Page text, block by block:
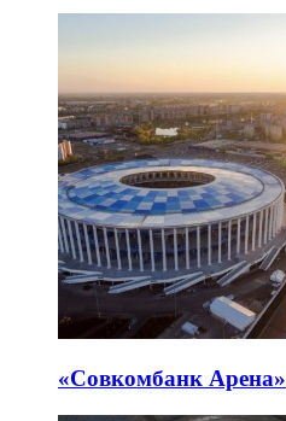
«Совкомбанк Арена⁠»